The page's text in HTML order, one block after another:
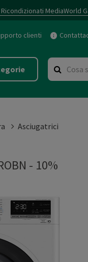
MediaWorld
clienti
Asciugatrici
- 10%